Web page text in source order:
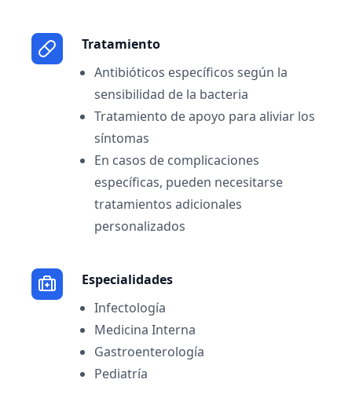
Tratamiento
Antibióticos específicos según la
sensibilidad de la bacteria
Tratamiento de apoyo para aliviar los
síntomas
En casos de complicaciones
específicas, pueden necesitarse
tratamientos adicionales
personalizados
Especialidades
Infectología
Medicina Interna
Gastroenterología
Pediatría